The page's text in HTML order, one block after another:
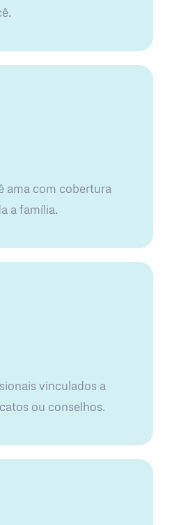
ama com cobertura
a família.
vinculados a
ou conselhos.